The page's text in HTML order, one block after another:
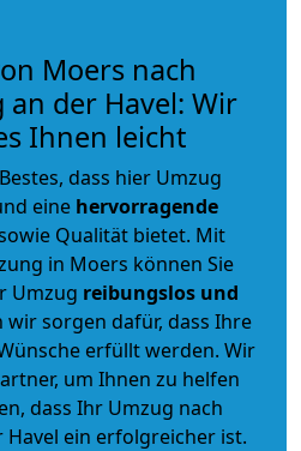
Moers nach
der Havel: Wir
Ihnen leicht
dass hier Umzug
eine hervorragende
Qualität bietet. Mit
in Moers können Sie
Umzug reibungslos und
sorgen dafür, dass Ihre
erfüllt werden. Wir
um Ihnen zu helfen
dass Ihr Umzug nach
ein erfolgreicher ist.